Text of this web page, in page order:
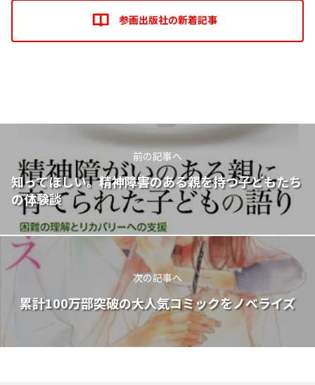
参画出版社の新着記事
前の記事へ
知ってほしい。精神障害のある親を持つ子どもたち
の体験談
次の記事へ
累計100万部突破の大人気コミックをノベライズ